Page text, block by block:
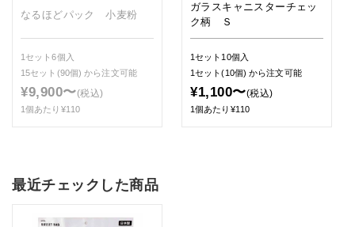
なるほどパック 小麦粉
1セット6個入
15セット(90個)から注文可能
¥9,900〜(税込)
1個あたり¥110
ガラスキャニスターチェッ
ク柄 Ｓ
1セット10個入
1セット(10個)から注文可能
¥1,100〜(税込)
1個あたり¥110
最近チェックした商品